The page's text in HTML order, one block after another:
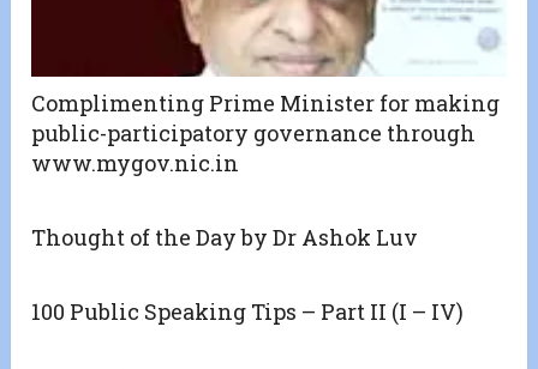
Complimenting Prime Minister for making
public-participatory governance through
www.mygov.nic.in
Thought of the Day by Dr Ashok Luv
100 Public Speaking Tips – Part II (I – IV)